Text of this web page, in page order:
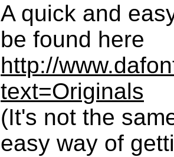
A quick and
be found here
http://
text=Originals
(It's not the
easy way of